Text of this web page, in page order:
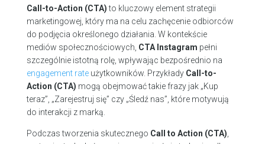
Call-to-Action (CTA)to kluczowy element strategii
marketingowej, który ma na celu zachęcenie odbiorców
do podjęcia określonego działania. W kontekście
mediów społecznościowych, CTA Instagram pełni
szczególnie istotną rolę, wpływając bezpośrednio na
engagement rateużytkowników. Przykłady Call-to-
Action (CTA) mogą obejmować takie frazy jak „Kup
teraz”, „Zarejestruj się” czy „Śledź nas”, które motywują
do interakcji z marką.
Podczas tworzenia skutecznego Call to Action (CTA),